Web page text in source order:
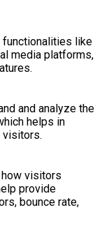
functionalities like
media platforms,
and analyze the
helps in
visitors.
visitors
provide
bounce rate,